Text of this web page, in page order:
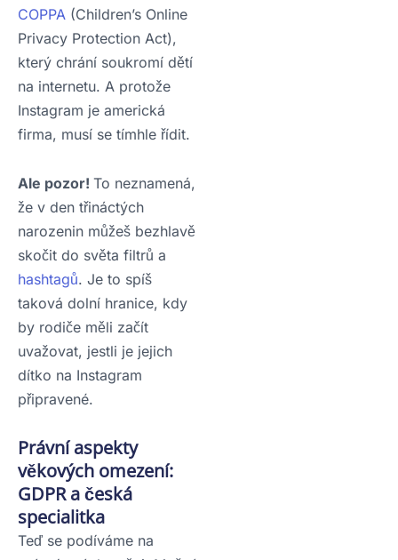
COPPA (Children’s Online
Privacy Protection Act),
který chrání soukromí dětí
na internetu. A protože
Instagram je americká
firma, musí se tímhle řídit.
Ale pozor! To neznamená,
že v den třináctých
narozenin můžeš bezhlavě
skočit do světa filtrů a
hashtagů. Je to spíš
taková dolní hranice, kdy
by rodiče měli začít
uvažovat, jestli je jejich
dítko na Instagram
připravené.
Právní aspekty
věkových omezení:
GDPR a česká
specialitka
Teď se podíváme na